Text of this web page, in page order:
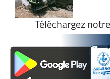
Téléchargez